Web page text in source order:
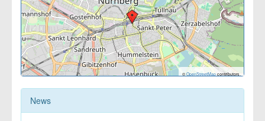
© OpenStreetMapcontributors.
News